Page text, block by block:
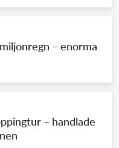
– enorma
– handlade